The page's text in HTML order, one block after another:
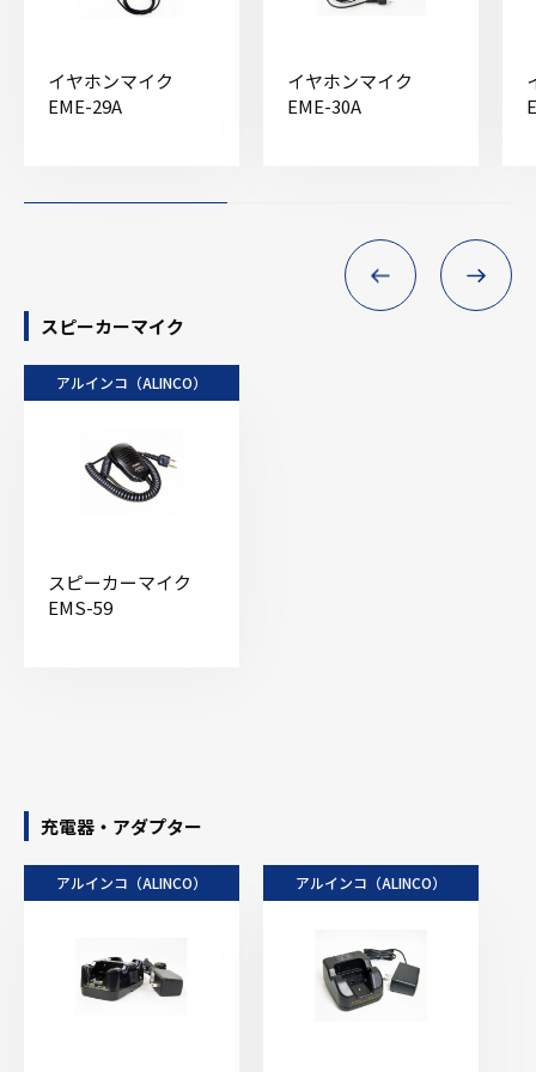
イヤホンマイク
EME-29A
イヤホンマイク
EME-30A
スピーカーマイク
アルインコ（ALINCO）
スピーカーマイク
EMS-59
充電器・アダプター
アルインコ（ALINCO） アルインコ（ALINCO）